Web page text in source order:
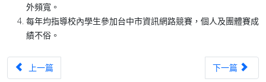
外頻寬。
每年均指導校內學生參加台中市資訊網路競賽，個人及團體賽成
績不俗。
上一篇文章：TANet台中區域網路中心優良網路管理人員-李維貞
上一篇 下一篇文章：
下一篇